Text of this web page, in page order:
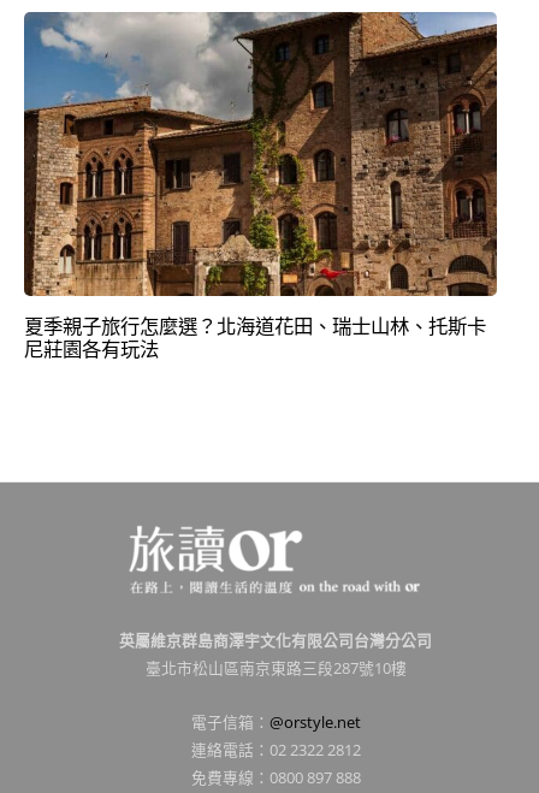
夏季親子旅行怎麼選？北海道花田、瑞士山林、托斯卡
尼莊園各有玩法
英屬維京群島商澤宇文化有限公司台灣分公司
臺北市松山區南京東路三段287號10樓
電子信箱： @orstyle.net
連絡電話：02 2322 2812
免費專線：0800 897 888